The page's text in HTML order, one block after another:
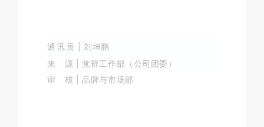
通讯员 |刘坤鹏
来 源
党群工作部（公司团委）
审 核
品牌与市场部